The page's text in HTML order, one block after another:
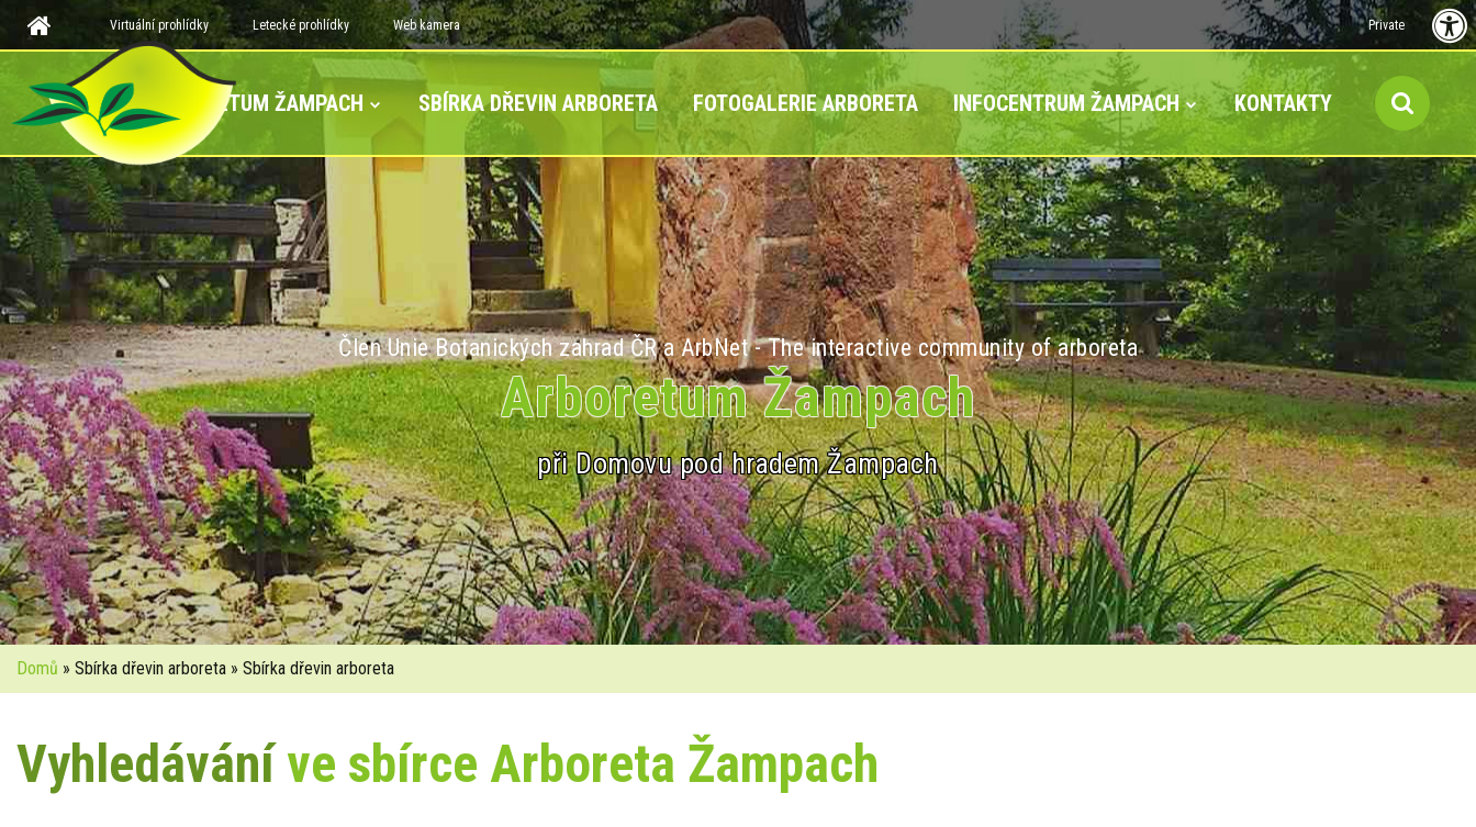
Virtuální prohlídky Letecké prohlídky Web kamera Private
ARBORETUM ŽAMPACH SBÍRKA DŘEVIN ARBORETA FOTOGALERIE ARBORETA INFOCENTRUM ŽAMPACH KONTAKTY
Člen Unie Botanických zahrad ČR a ArbNet - The interactive community of arboreta
Arboretum Žampach
při Domovu pod hradem Žampach
Domů » Sbírka dřevin arboreta » Sbírka dřevin arboreta
Vyhledáváníve sbírce Arboreta Žampach